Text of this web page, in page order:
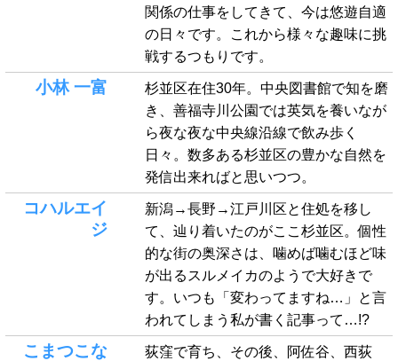
関係の仕事をしてきて、今は悠遊自適
の日々です。これから様々な趣味に挑
戦するつもりです。
小林 一富
杉並区在住30年。中央図書館で知を磨
き、善福寺川公園では英気を養いなが
ら夜な夜な中央線沿線で飲み歩く
日々。数多ある杉並区の豊かな自然を
発信出来ればと思いつつ。
コハルエイ
ジ
新潟→長野→江戸川区と住処を移し
て、辿り着いたのがここ杉並区。個性
的な街の奥深さは、噛めば噛むほど味
が出るスルメイカのようで大好きで
す。いつも「変わってますね…」と言
われてしまう私が書く記事って…!?
こまつこな
荻窪で育ち、その後、阿佐谷、西荻